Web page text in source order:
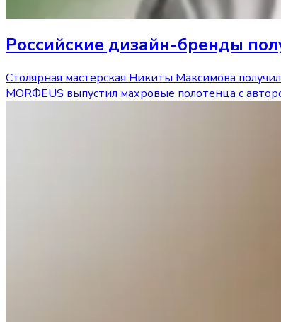
Российские дизайн-бренды
Столярная мастерская Никиты Максимова
MORФEUS выпустил махровые полотенца с